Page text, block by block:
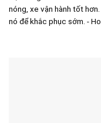
nóng, xe vận hành tốt
nó để khắc phục sớm. -